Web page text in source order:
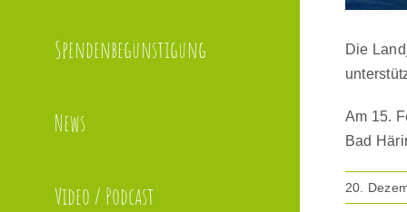
Spendenbegünstigung
News
Video / Podcast
Die
Am 15.
Bad
20.